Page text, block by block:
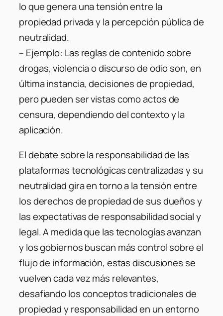
lo que genera una tensión entre la
propiedad privada y la percepción pública de
neutralidad.
– Ejemplo: Las reglas de contenido sobre
drogas, violencia o discurso de odio son, en
última instancia, decisiones de propiedad,
pero pueden ser vistas como actos de
censura, dependiendo del contexto y la
aplicación.
El debate sobre la responsabilidad de las
plataformas tecnológicas centralizadas y su
neutralidad gira en torno a la tensión entre
los derechos de propiedad de sus dueños y
las expectativas de responsabilidad social y
legal. A medida que las tecnologías avanzan
y los gobiernos buscan más control sobre el
flujo de información, estas discusiones se
vuelven cada vez más relevantes,
desafiando los conceptos tradicionales de
propiedad y responsabilidad en un entorno